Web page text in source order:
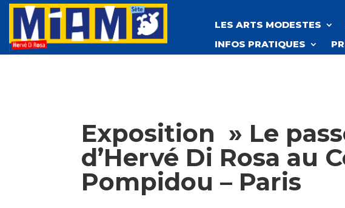
LES ARTS MODESTES
INFOS PRATIQUES
Exposition » Le
d’Hervé Di Rosa au
Pompidou – Paris